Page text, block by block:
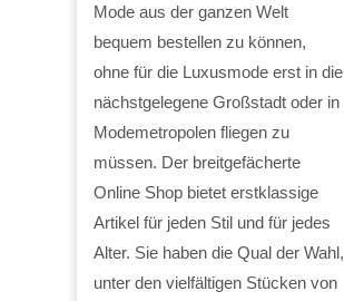
Mode aus der ganzen Welt
bequem bestellen zu können,
ohne für die Luxusmode erst in die
nächstgelegene Großstadt oder in
Modemetropolen fliegen zu
müssen. Der breitgefächerte
Online Shop bietet erstklassige
Artikel für jeden Stil und für jedes
Alter. Sie haben die Qual der Wahl,
unter den vielfältigen Stücken von